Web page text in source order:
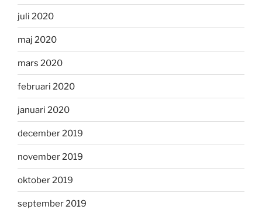
juli 2020
maj 2020
mars 2020
februari 2020
januari 2020
december 2019
november 2019
oktober 2019
september 2019